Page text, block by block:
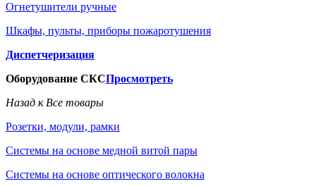
Огнетушители ручные
Шкафы, пульты, приборы пожаротушения
Диспетчеризация
Оборудование СКСПросмотреть
Назад к Все товары
Розетки, модули, рамки
Системы на основе медной витой пары
Системы на основе оптического волокна